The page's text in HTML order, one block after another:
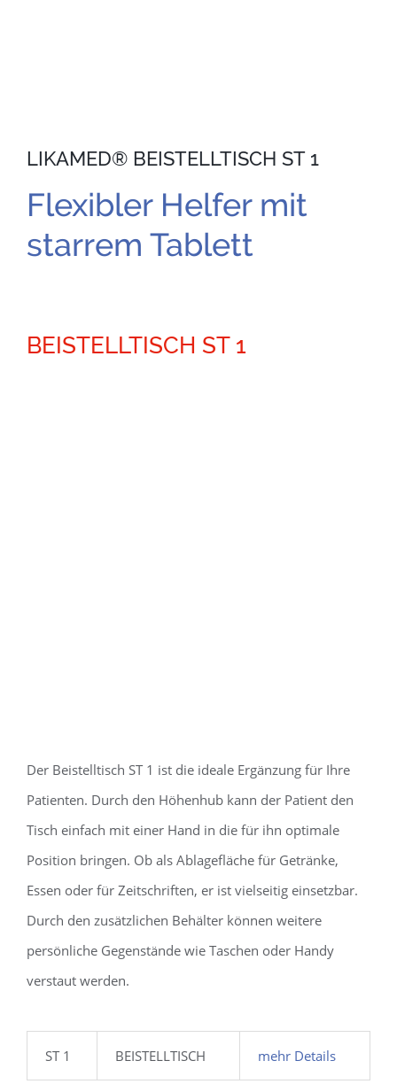
LIKAMED® BEISTELLTISCH ST 1
Flexibler Helfer mit
starrem Tablett
BEISTELLTISCH ST 1
Der Beistelltisch ST 1 ist die ideale Ergänzung für Ihre
Patienten. Durch den Höhenhub kann der Patient den
Tisch einfach mit einer Hand in die für ihn optimale
Position bringen. Ob als Ablagefläche für Getränke,
Essen oder für Zeitschriften, er ist vielseitig einsetzbar.
Durch den zusätzlichen Behälter können weitere
persönliche Gegenstände wie Taschen oder Handy
verstaut werden.
ST 1 BEISTELLTISCH mehr Details